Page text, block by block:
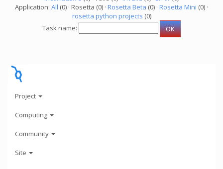
Application: All (0) · Rosetta (0) · Rosetta Beta (0) · Rosetta Mini (0) ·
rosetta python projects (0)
Task name:
Project
Computing
Community
Site